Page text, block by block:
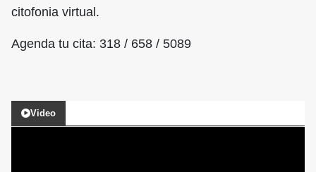
citofonia virtual.
Agenda tu cita: 318 / 658 / 5089
Video